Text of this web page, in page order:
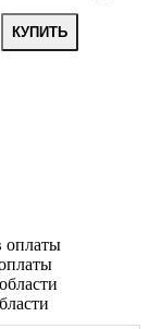
КУПИТЬ